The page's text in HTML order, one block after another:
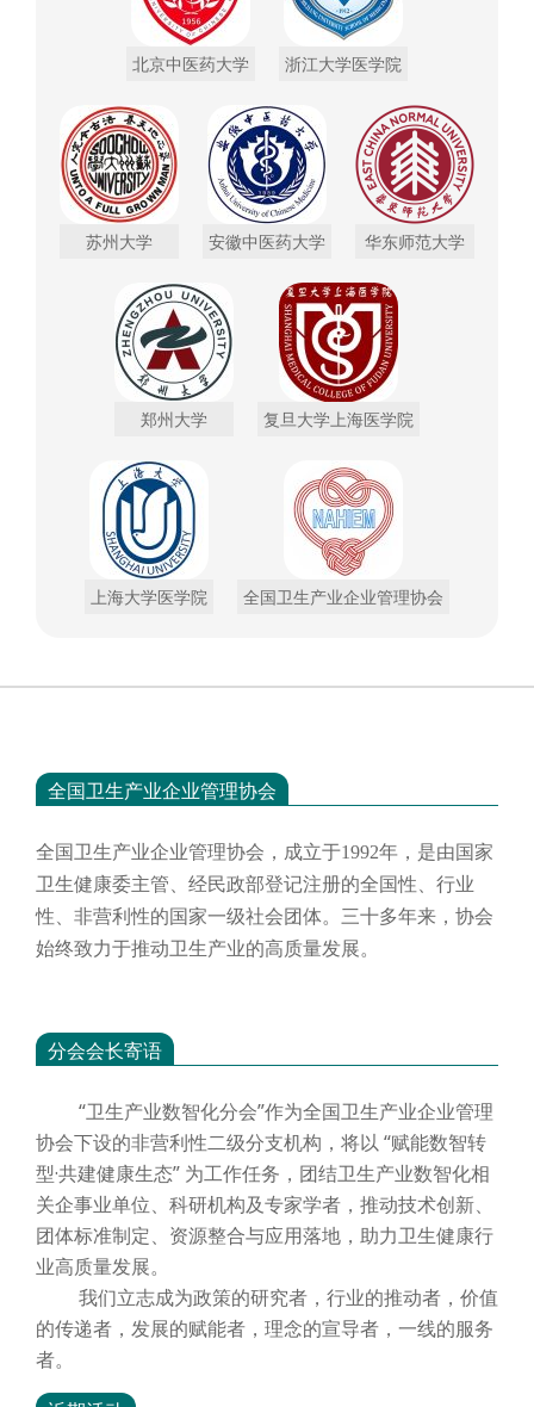
北京中医药大学 浙江大学医学院
苏州大学 安徽中医药大学 华东师范大学
郑州大学 复旦大学上海医学院
上海大学医学院 全国卫生产业企业管理协会
全国卫生产业企业管理协会
全国卫生产业企业管理协会，成立于1992年，是由国家
卫生健康委主管、经民政部登记注册的全国性、行业
性、非营利性的国家一级社会团体。三十多年来，协会
始终致力于推动卫生产业的高质量发展。
分会会长寄语
“卫生产业数智化分会”作为全国卫生产业企业管理
协会下设的非营利性二级分支机构，将以 “赋能数智转
型·共建健康生态” 为工作任务，团结卫生产业数智化相
关企事业单位、科研机构及专家学者，推动技术创新、
团体标准制定、资源整合与应用落地，助力卫生健康行
业高质量发展。
我们立志成为政策的研究者，行业的推动者，价值
的传递者，发展的赋能者，理念的宣导者，一线的服务
者。